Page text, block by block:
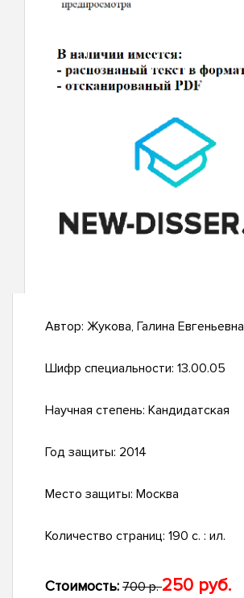
Автор: Жукова, Галина Евгеньевна
Шифр специальности: 13.00.05
Научная степень: Кандидатская
Год защиты: 2014
Место защиты: Москва
Количество страниц: 190 с. : ил.
Стоимость: 700 р.250 руб.